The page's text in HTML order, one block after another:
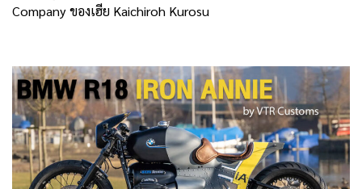
Company ของเฮีย Kaichiroh Kurosu